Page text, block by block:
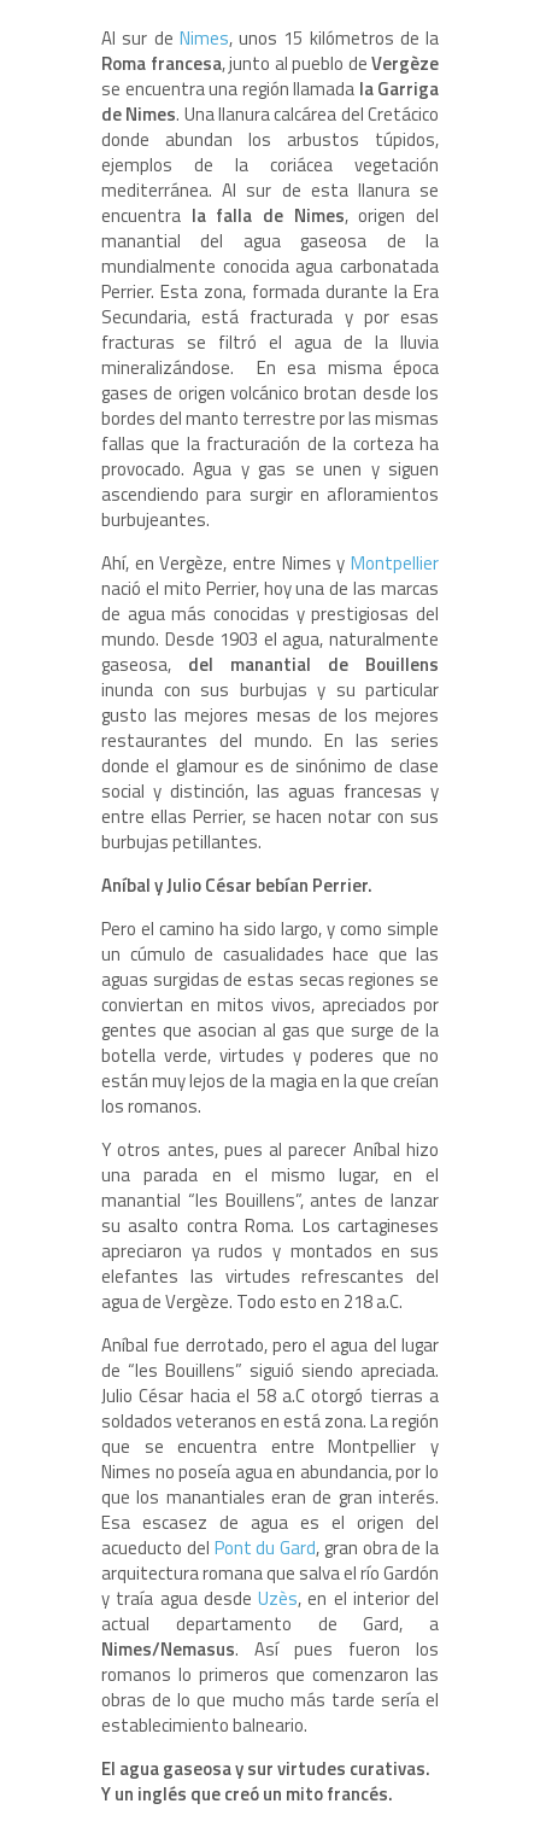
Al sur de Nimes, unos 15 kilómetros de la
Roma francesa, junto al pueblo deVergèze
se encuentra una región llamada la Garriga
de Nimes. Una llanura calcárea del Cretácico
donde abundan los arbustos túpidos,
ejemplos de la coriácea vegetación
mediterránea. Al sur de esta llanura se
encuentra la falla de Nimes, origen del
manantial del agua gaseosa de la
mundialmente conocida agua carbonatada
Perrier. Esta zona, formada durante la Era
Secundaria, está fracturada y por esas
fracturas se filtró el agua de la lluvia
mineralizándose. En esa misma época
gases de origen volcánico brotan desde los
bordes del manto terrestre por las mismas
fallas que la fracturación de la corteza ha
provocado. Agua y gas se unen y siguen
ascendiendo para surgir en afloramientos
burbujeantes.
Ahí, en Vergèze, entre Nimes y Montpellier
nació el mito Perrier, hoy una de las marcas
de agua más conocidas y prestigiosas del
mundo. Desde 1903 el agua, naturalmente
gaseosa, del manantial de Bouillens
inunda con sus burbujas y su particular
gusto las mejores mesas de los mejores
restaurantes del mundo. En las series
donde el glamour es de sinónimo de clase
social y distinción, las aguas francesas y
entre ellas Perrier, se hacen notar con sus
burbujas petillantes.
Aníbal y Julio César bebían Perrier.
Pero el camino ha sido largo, y como simple
un cúmulo de casualidades hace que las
aguas surgidas de estas secas regiones se
conviertan en mitos vivos, apreciados por
gentes que asocian al gas que surge de la
botella verde, virtudes y poderes que no
están muy lejos de la magia en la que creían
los romanos.
Y otros antes, pues al parecer Aníbal hizo
una parada en el mismo lugar, en el
manantial “les Bouillens”, antes de lanzar
su asalto contra Roma. Los cartagineses
apreciaron ya rudos y montados en sus
elefantes las virtudes refrescantes del
agua de Vergèze. Todo esto en 218 a.C.
Aníbal fue derrotado, pero el agua del lugar
de “les Bouillens” siguió siendo apreciada.
Julio César hacia el 58 a.C otorgó tierras a
soldados veteranos en está zona. La región
que se encuentra entre Montpellier y
Nimes no poseía agua en abundancia, por lo
que los manantiales eran de gran interés.
Esa escasez de agua es el origen del
acueducto del Pont du Gard, gran obra de la
arquitectura romana que salva el río Gardón
y traía agua desde Uzès, en el interior del
actual departamento de Gard, a
Nimes/Nemasus. Así pues fueron los
romanos lo primeros que comenzaron las
obras de lo que mucho más tarde sería el
establecimiento balneario.
El agua gaseosa y sur virtudes curativas.
Y un inglés que creó un mito francés.